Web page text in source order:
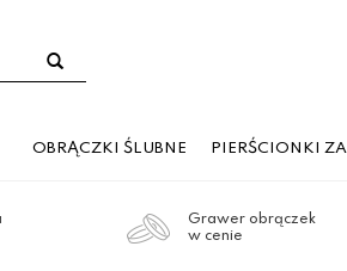
OBRĄCZKI ŚLUBNE PIERŚCIONKI
Grawer obrączek
w cenie